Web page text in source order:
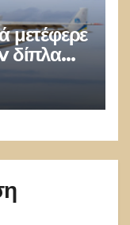
μετέφερε
δίπλα
drone στη